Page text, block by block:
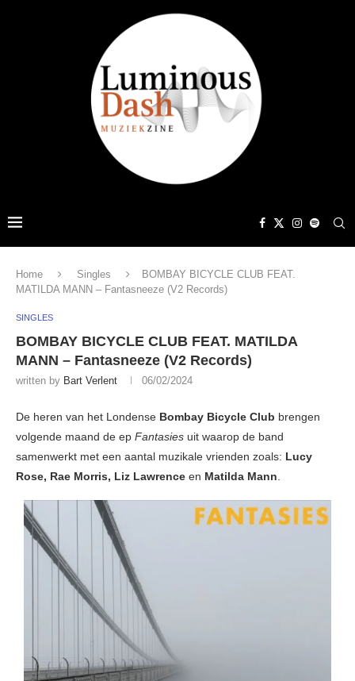
Home Singles
BOMBAY BICYCLE CLUB FEAT.
MATILDA MANN – Fantasneeze (V2 Records)
SINGLES
BOMBAY BICYCLE CLUB FEAT. MATILDA
MANN – Fantasneeze (V2 Records)
written by Bart Verlent 06/02/2024
De heren van het Londense Bombay Bicycle Club brengen
volgende maand de ep Fantasies uit waarop de band
samenwerkt met een aantal muzikale vrienden zoals: Lucy
Rose, Rae Morris, Liz Lawrence en Matilda Mann.